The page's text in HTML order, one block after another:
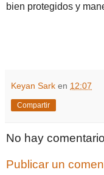
bien protegidos y
Keyan Sark en 12:07
Compartir
No hay
Publicar un